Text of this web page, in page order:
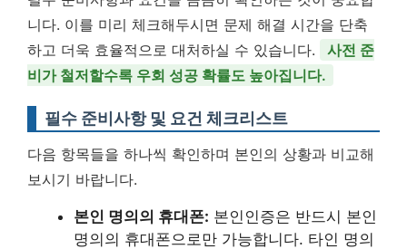
니다. 이를 미리 체크해두시면 문제 해결 시간을 단축
하고 더욱 효율적으로 대처하실 수 있습니다.
사전 준
비가 철저할수록 우회 성공 확률도 높아집니다.
필수 준비사항 및 요건 체크리스트
다음 항목들을 하나씩 확인하며 본인의 상황과 비교해
보시기 바랍니다.
본인 명의의 휴대폰: 본인인증은 반드시 본인
명의의 휴대폰으로만 가능합니다. 타인 명의